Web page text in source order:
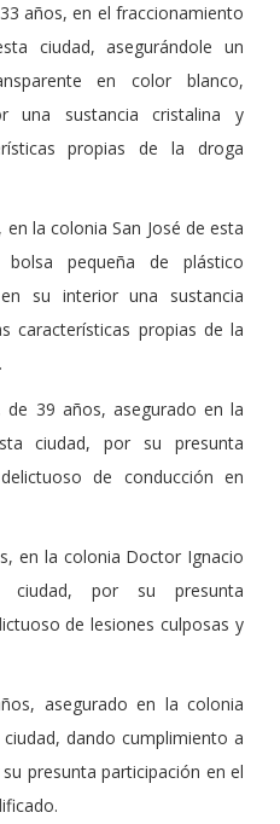
años, en el fraccionamiento
ciudad, asegurándole un
en color blanco,
una sustancia cristalina y
propias de la droga
en la colonia San José de esta
bolsa pequeña de plástico
su interior una sustancia
características propias de la
de 39 años, asegurado en la
ciudad, por su presunta
de conducción en
en la colonia Doctor Ignacio
por su presunta
de lesiones culposas y
asegurado en la colonia
dando cumplimiento a
presunta participación en el